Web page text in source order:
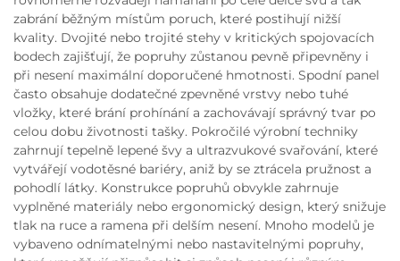
zabrání běžným místům poruch, které postihují nižší
kvality. Dvojité nebo trojité stehy v kritických spojovacích
bodech zajišťují, že popruhy zůstanou pevně připevněny i
při nesení maximální doporučené hmotnosti. Spodní panel
často obsahuje dodatečné zpevněné vrstvy nebo tuhé
vložky, které brání prohínání a zachovávají správný tvar po
celou dobu životnosti tašky. Pokročilé výrobní techniky
zahrnují tepelně lepené švy a ultrazvukové svařování, které
vytvářejí vodotěsné bariéry, aniž by se ztrácela pružnost a
pohodlí látky. Konstrukce popruhů obvykle zahrnuje
vyplněné materiály nebo ergonomický design, který snižuje
tlak na ruce a ramena při delším nesení. Mnoho modelů je
vybaveno odnímatelnými nebo nastavitelnými popruhy,